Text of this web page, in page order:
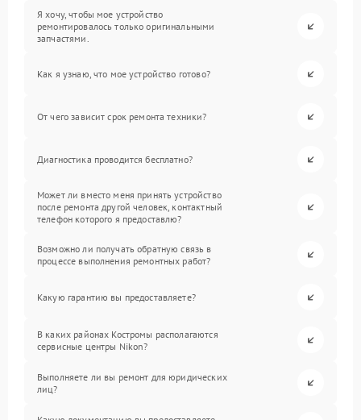
Я хочу, чтобы мое устройство
ремонтировалось только оригинальными
запчастями.
Как я узнаю, что мое устройство готово?
От чего зависит срок ремонта техники?
Диагностика проводится бесплатно?
Может ли вместо меня принять устройство
после ремонта другой человек, контактный
телефон которого я предоставлю?
Возможно ли получать обратную связь в
процессе выполнения ремонтных работ?
Какую гарантию вы предоставляете?
В каких районах Костромы располагаются
сервисные центры Nikon?
Выполняете ли вы ремонт для юридических
лиц?